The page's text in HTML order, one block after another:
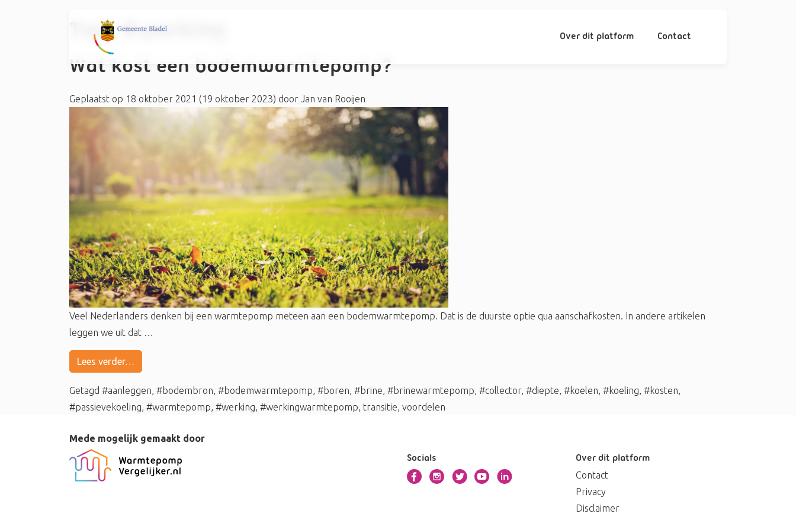
Over dit platform Contact
Tag:#werking
Wat kost een bodemwarmtepomp?
Geplaatst op 18 oktober 2021 (19 oktober 2023) door Jan van Rooijen
Veel Nederlanders denken bij een warmtepomp meteen aan een bodemwarmtepomp. Dat is de duurste optie qua aanschafkosten. In andere artikelen
leggen we uit dat …
Lees verder…
Getagd #aanleggen, #bodembron, #bodemwarmtepomp, #boren, #brine, #brinewarmtepomp, #collector, #diepte, #koelen, #koeling, #kosten,
#passievekoeling, #warmtepomp, #werking, #werkingwarmtepomp, transitie, voordelen
Mede mogelijk gemaakt door
Socials Over dit platform
Contact
Privacy
Disclaimer